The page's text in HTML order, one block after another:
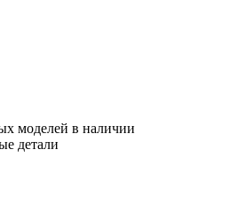
моделей в наличии
детали